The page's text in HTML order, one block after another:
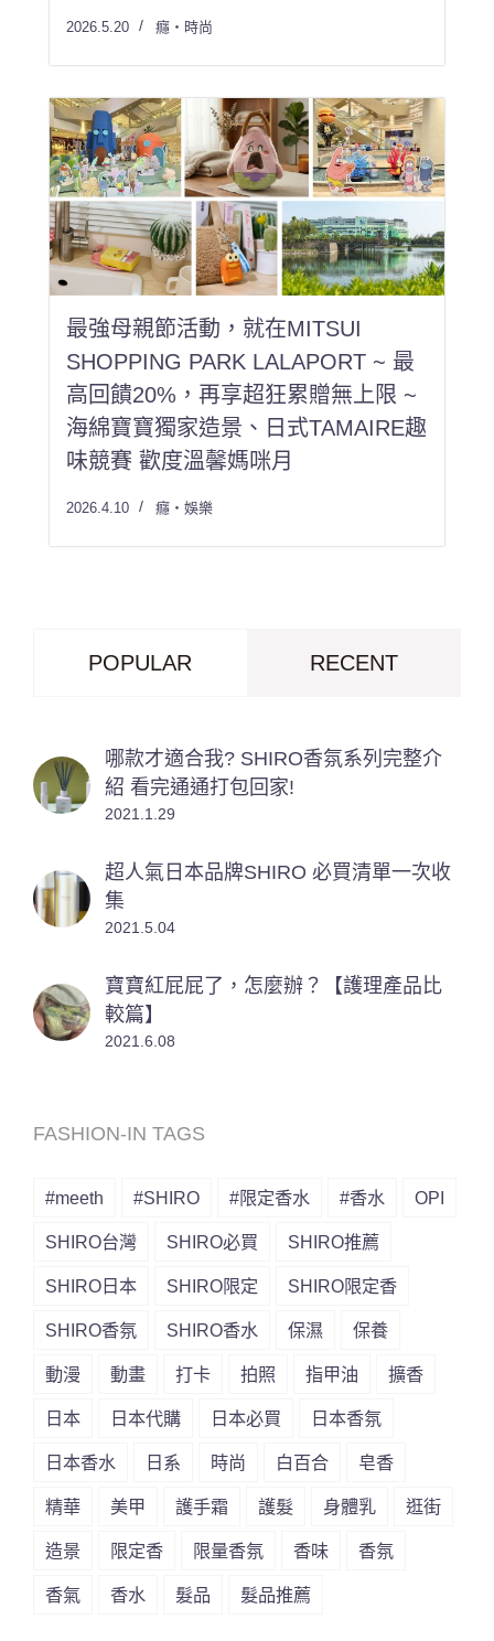
2026.5.20 癮・時尚
最強母親節活動，就在MITSUI
SHOPPING PARK LALAPORT ~ 最
高回饋20%，再享超狂累贈無上限 ~
海綿寶寶獨家造景、日式TAMAIRE趣
味競賽 歡度溫馨媽咪月
2026.4.10 癮・娛樂
POPULAR RECENT
哪款才適合我? SHIRO香氛系列完整介
紹 看完通通打包回家!
2021.1.29
超人氣日本品牌SHIRO 必買清單一次收
集
2021.5.04
寶寶紅屁屁了，怎麼辦？【護理產品比
較篇】
2021.6.08
FASHION-IN TAGS
#meeth #SHIRO #限定香水 #香水 OPI
SHIRO台灣 SHIRO必買 SHIRO推薦
SHIRO日本 SHIRO限定 SHIRO限定香
SHIRO香氛 SHIRO香水 保濕 保養
動漫 動畫 打卡 拍照 指甲油 擴香
日本 日本代購 日本必買 日本香氛
日本香水 日系 時尚 白百合 皂香
精華 美甲 護手霜 護髮 身體乳 逛街
造景 限定香 限量香氛 香味 香氛
香氣 香水 髮品 髮品推薦